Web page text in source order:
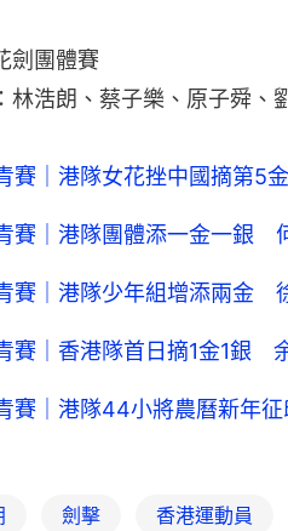
劍團體賽
林浩朗、蔡子樂、原子舜、
賽｜港隊女花挫中國摘第
賽｜港隊團體添一金一銀
賽｜港隊少年組增添兩金
賽｜香港隊首日摘1金1銀
賽｜港隊44小將農曆新年
劍擊 香港運動員